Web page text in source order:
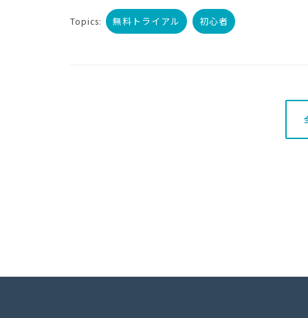
Topics: 無料トライアル 初心者